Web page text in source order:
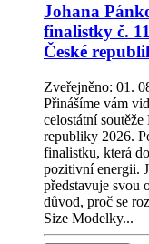
Johana
finalistky č.
České
Zveřejněno: 01.
Přinášíme vám
celostátní
republiky 2026.
finalistku, která
pozitivní energii.
představuje svou
důvod, proč se
Size Modelky...